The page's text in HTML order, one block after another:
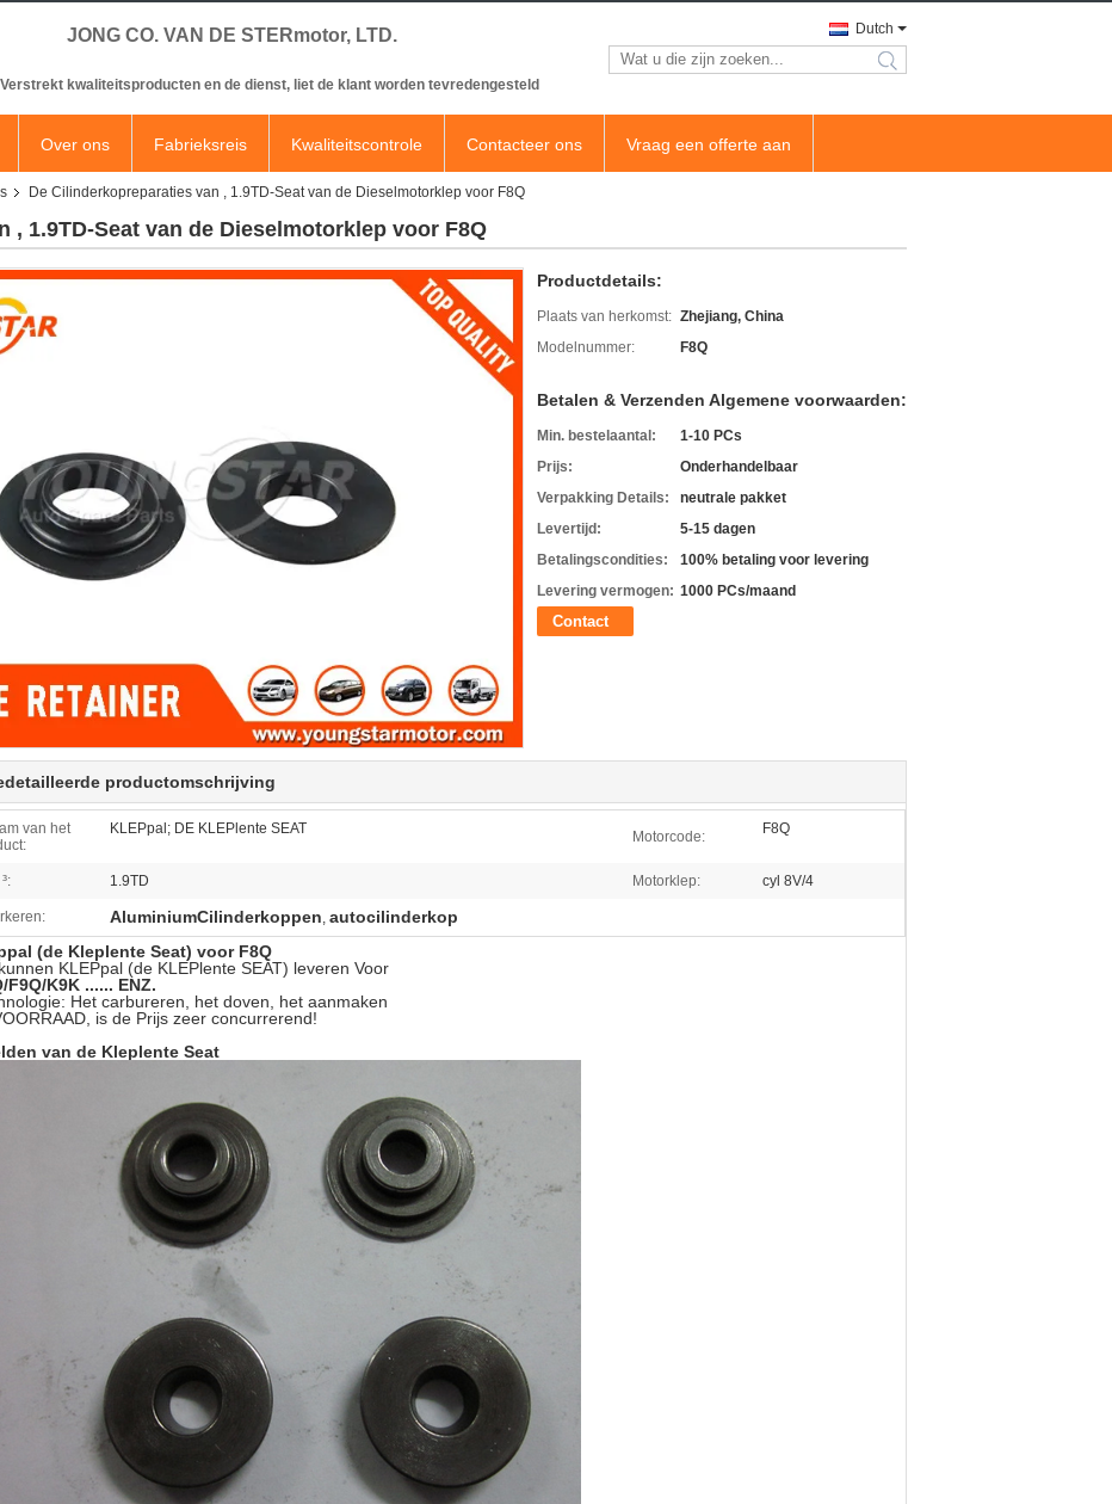
JONG CO. VAN DE STERmotor, LTD.
Verstrekt kwaliteitsproducten en de dienst, liet de klant worden tevredengesteld
Dutch
search
Over ons Fabrieksreis Kwaliteitscontrole Contacteer ons Vraag een offerte aan
De Cilinderkopreparaties van , 1.9TD-Seat van de Dieselmotorklep voor F8Q
, 1.9TD-Seat van de Dieselmotorklep voor F8Q
Productdetails:
Plaats van herkomst: Zhejiang, China
Modelnummer:
F8Q
Betalen & Verzenden Algemene voorwaarden:
Min. bestelaantal:
1-10 PCs
Prijs:
Onderhandelbaar
Verpakking Details:
neutrale pakket
Levertijd:
5-15 dagen
Betalingscondities:
100% betaling voor levering
Levering vermogen: 1000 PCs/maand
Contact
productomschrijving
van het
KLEPpal; DE KLEPlente SEAT Motorcode: F8Q
1.9TD Motorklep: cyl 8V/4
AluminiumCilinderkoppen, autocilinderkop
(de Kleplente Seat) voor F8Q
KLEPpal (de KLEPlente SEAT) leveren Voor
F9Q/K9K ...... ENZ.
Het carbureren, het doven, het aanmaken
is de Prijs zeer concurrerend!
van de Kleplente Seat